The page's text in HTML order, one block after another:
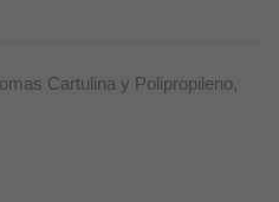
Cartulina y Polipropileno,